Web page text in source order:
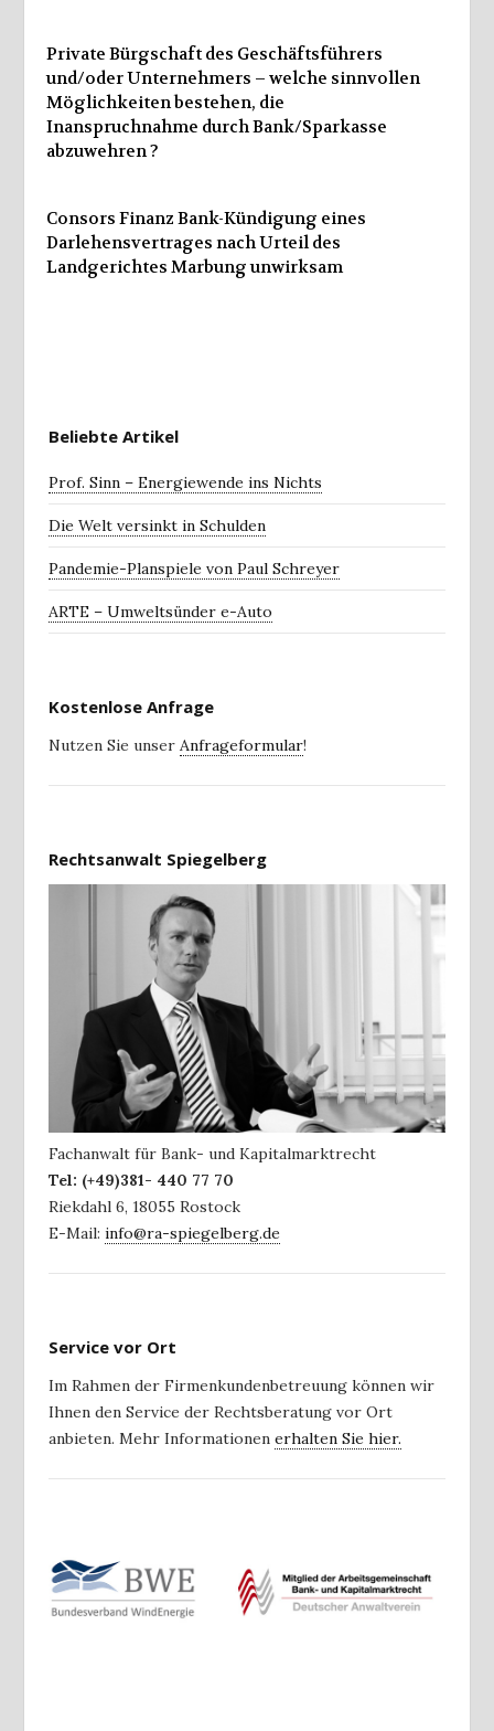
Private Bürgschaft des Geschäftsführers
und/oder Unternehmers – welche sinnvollen
Möglichkeiten bestehen, die
Inanspruchnahme durch Bank/Sparkasse
abzuwehren ?
Consors Finanz Bank-Kündigung eines
Darlehensvertrages nach Urteil des
Landgerichtes Marbung unwirksam
Beliebte Artikel
Prof. Sinn – Energiewende ins Nichts
Die Welt versinkt in Schulden
Pandemie-Planspiele von Paul Schreyer
ARTE – Umweltsünder e-Auto
Kostenlose Anfrage
Nutzen Sie unser Anfrageformular!
Rechtsanwalt Spiegelberg
Fachanwalt für Bank- und Kapitalmarktrecht
Tel: (+49)381- 440 77 70
Riekdahl 6, 18055 Rostock
E-Mail: info@ra-spiegelberg.de
Service vor Ort
Im Rahmen der Firmenkundenbetreuung können wir
Ihnen den Service der Rechtsberatung vor Ort
anbieten. Mehr Informationen erhalten Sie hier.